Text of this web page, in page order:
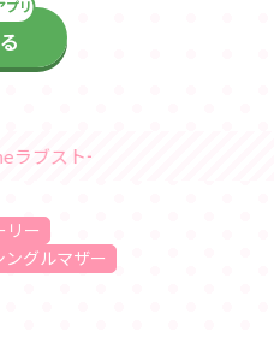
時更新中
リー
ングルマザー